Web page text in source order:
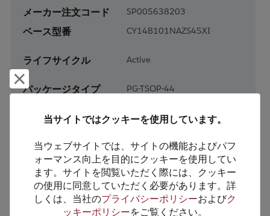
メーカー注文コード SP005638203
ベース型番 CY14B101NAZS45XI
ライフサイクル Active
パッケージタイプ PG-TSOP-44
RoHS対応 Yes
鉛フリー Yes
梱包形態 Tray
梱包数 675
Memory & Storage
当サイトではクッキーを使用しています。
当ウェブサイトでは、サイトの機能およびパフ
ォーマンス向上を目的にクッキーを使用してい
ます。サイトを閲覧いただく際には、クッキー
の使用に同意していただく必要があります。詳
しくは、当社のプライバシーポリシーおよびク
ッキーポリシーをご覧ください。